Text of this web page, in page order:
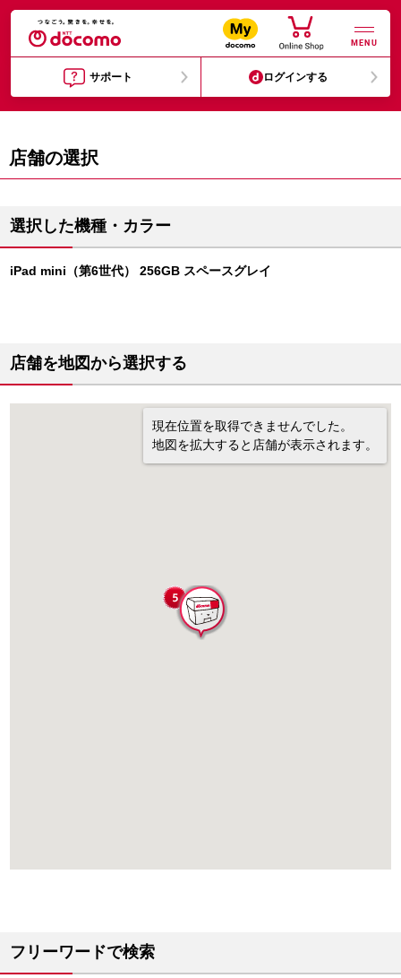
MENU
サポート ログインする
店舗の選択
選択した機種・カラー
iPad mini（第6世代） 256GB スペースグレイ
店舗を地図から選択する
現在位置を取得できませんでした。
地図を拡大すると店舗が表示されます。
フリーワードで検索